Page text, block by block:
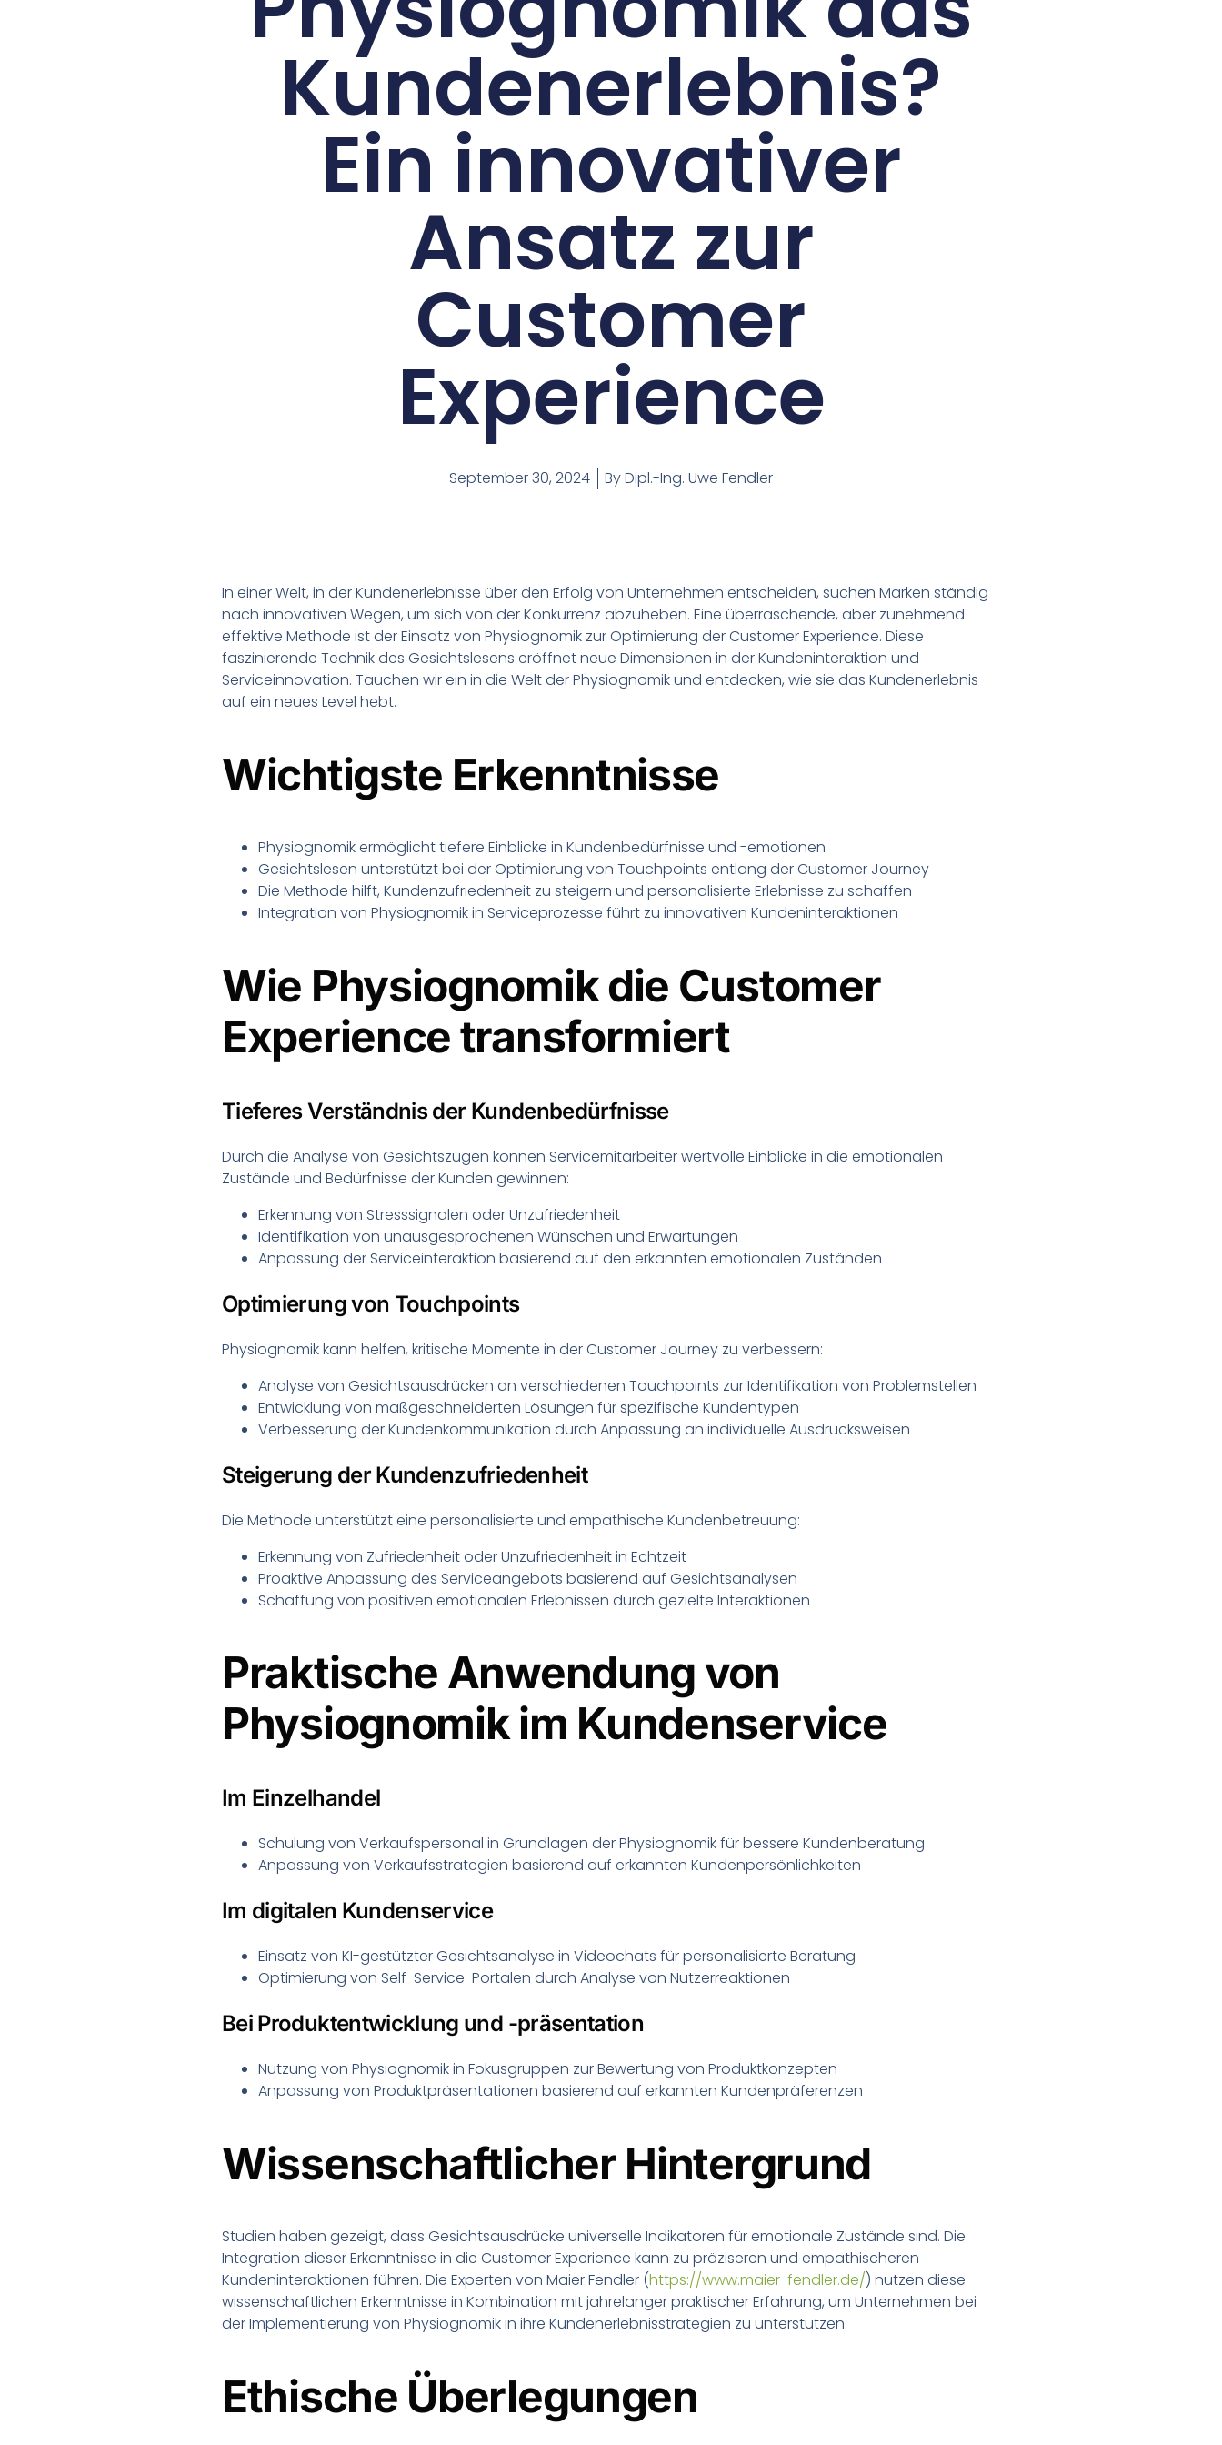
Kundenerlebnis?
Ein innovativer
Ansatz zur
Customer
Experience
September 30, 2024 ByDipl.-Ing. Uwe Fendler
In einer Welt, in der Kundenerlebnisse über den Erfolg von Unternehmen entscheiden, suchen Marken ständig
nach innovativen Wegen, um sich von der Konkurrenz abzuheben. Eine überraschende, aber zunehmend
effektive Methode ist der Einsatz von Physiognomik zur Optimierung der Customer Experience. Diese
faszinierende Technik des Gesichtslesens eröffnet neue Dimensionen in der Kundeninteraktion und
Serviceinnovation. Tauchen wir ein in die Welt der Physiognomik und entdecken, wie sie das Kundenerlebnis
auf ein neues Level hebt.
Wichtigste Erkenntnisse
Physiognomik ermöglicht tiefere Einblicke in Kundenbedürfnisse und -emotionen
Gesichtslesen unterstützt bei der Optimierung von Touchpoints entlang der Customer Journey
Die Methode hilft, Kundenzufriedenheit zu steigern und personalisierte Erlebnisse zu schaffen
Integration von Physiognomik in Serviceprozesse führt zu innovativen Kundeninteraktionen
Wie Physiognomik die Customer
Experience transformiert
Tieferes Verständnis der Kundenbedürfnisse
Durch die Analyse von Gesichtszügen können Servicemitarbeiter wertvolle Einblicke in die emotionalen
Zustände und Bedürfnisse der Kunden gewinnen:
Erkennung von Stresssignalen oder Unzufriedenheit
Identifikation von unausgesprochenen Wünschen und Erwartungen
Anpassung der Serviceinteraktion basierend auf den erkannten emotionalen Zuständen
Optimierung von Touchpoints
Physiognomik kann helfen, kritische Momente in der Customer Journey zu verbessern:
Analyse von Gesichtsausdrücken an verschiedenen Touchpoints zur Identifikation von Problemstellen
Entwicklung von maßgeschneiderten Lösungen für spezifische Kundentypen
Verbesserung der Kundenkommunikation durch Anpassung an individuelle Ausdrucksweisen
Steigerung der Kundenzufriedenheit
Die Methode unterstützt eine personalisierte und empathische Kundenbetreuung:
Erkennung von Zufriedenheit oder Unzufriedenheit in Echtzeit
Proaktive Anpassung des Serviceangebots basierend auf Gesichtsanalysen
Schaffung von positiven emotionalen Erlebnissen durch gezielte Interaktionen
Praktische Anwendung von
Physiognomik im Kundenservice
Im Einzelhandel
Schulung von Verkaufspersonal in Grundlagen der Physiognomik für bessere Kundenberatung
Anpassung von Verkaufsstrategien basierend auf erkannten Kundenpersönlichkeiten
Im digitalen Kundenservice
Einsatz von KI-gestützter Gesichtsanalyse in Videochats für personalisierte Beratung
Optimierung von Self-Service-Portalen durch Analyse von Nutzerreaktionen
Bei Produktentwicklung und -präsentation
Nutzung von Physiognomik in Fokusgruppen zur Bewertung von Produktkonzepten
Anpassung von Produktpräsentationen basierend auf erkannten Kundenpräferenzen
Wissenschaftlicher Hintergrund
Studien haben gezeigt, dass Gesichtsausdrücke universelle Indikatoren für emotionale Zustände sind. Die
Integration dieser Erkenntnisse in die Customer Experience kann zu präziseren und empathischeren
Kundeninteraktionen führen. Die Experten von Maier Fendler (https://www.maier-fendler.de/) nutzen diese
wissenschaftlichen Erkenntnisse in Kombination mit jahrelanger praktischer Erfahrung, um Unternehmen bei
der Implementierung von Physiognomik in ihre Kundenerlebnisstrategien zu unterstützen.
Ethische Überlegungen